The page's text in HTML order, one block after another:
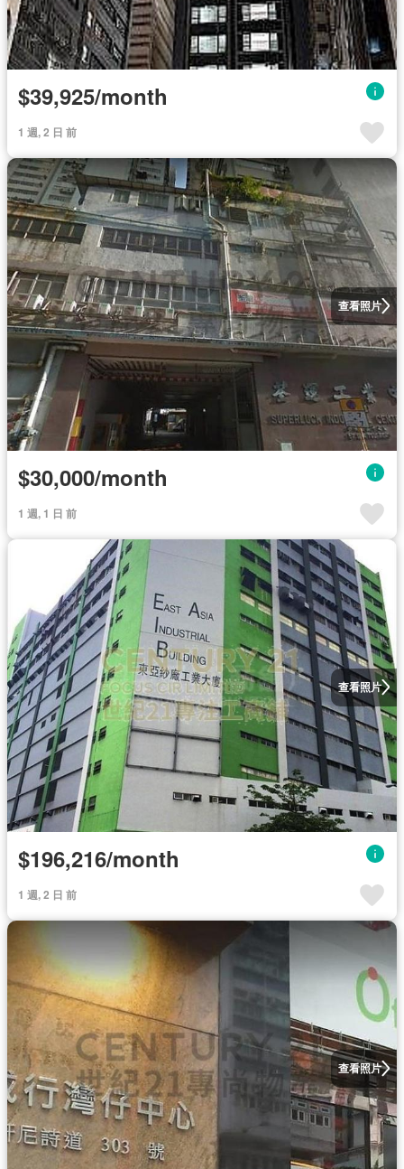
$39,925/month
1 週, 2 日 前
查看照片
$30,000/month
1 週, 1 日 前
查看照片
$196,216/month
1 週, 2 日 前
查看照片